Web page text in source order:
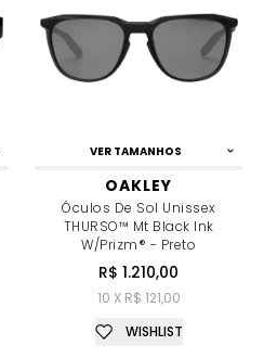
VER TAMANHOS
OAKLEY
Óculos De Sol Unissex
THURSO™ Mt Black Ink
W/Prizm® - Preto
R$ 1.210,00
10 X R$ 121,00
WISHLIST